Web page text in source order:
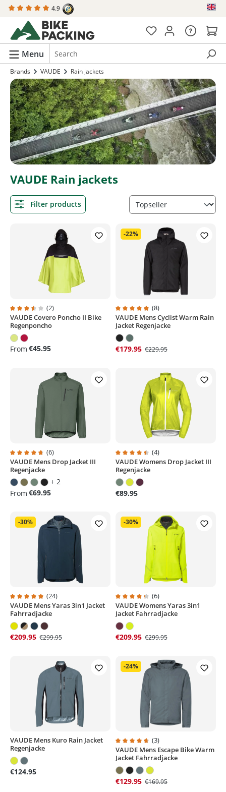
content 4.9
Menu
Brands VAUDE Rain jackets
VAUDE Rain jackets
Filter products
Average rating of 3.5 out of 5 stars
(2)
VAUDE Covero Poncho II Bike
Regenponcho
From €45.95
Average rating of 4.8 out of 5
(8)
VAUDE Mens Cyclist Warm Rain
Jacket Regenjacke
€179.95 €229.95
-22%
Average rating of 4.6 out of 5 stars
(6)
VAUDE Mens Drop Jacket III
Regenjacke
+ 2
From €69.95
Average rating of 4.5 out of 5
(4)
VAUDE Womens Drop Jacket III
Regenjacke
€89.95
Average rating of 4.9 out of 5 stars
(24)
VAUDE Mens Yaras 3in1 Jacket
Fahrradjacke
€209.95 €299.95
-30%
Average rating of 4.3 out of 5
(6)
VAUDE Womens Yaras 3in1
Jacket Fahrradjacke
€209.95 €299.95
-30%
VAUDE Mens Kuro Rain Jacket
Regenjacke
€124.95
Average rating of 4.6 out of 5
(3)
VAUDE Mens Escape Bike Warm
Jacket Fahrradjacke
€129.95 €169.95
-24%